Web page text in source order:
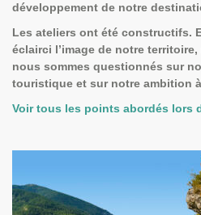
développement de notre
Les ateliers ont été constructifs.
éclairci l’image de notre
nous sommes questionnés sur
touristique et sur notre ambition
Voir tous les points abordés lors